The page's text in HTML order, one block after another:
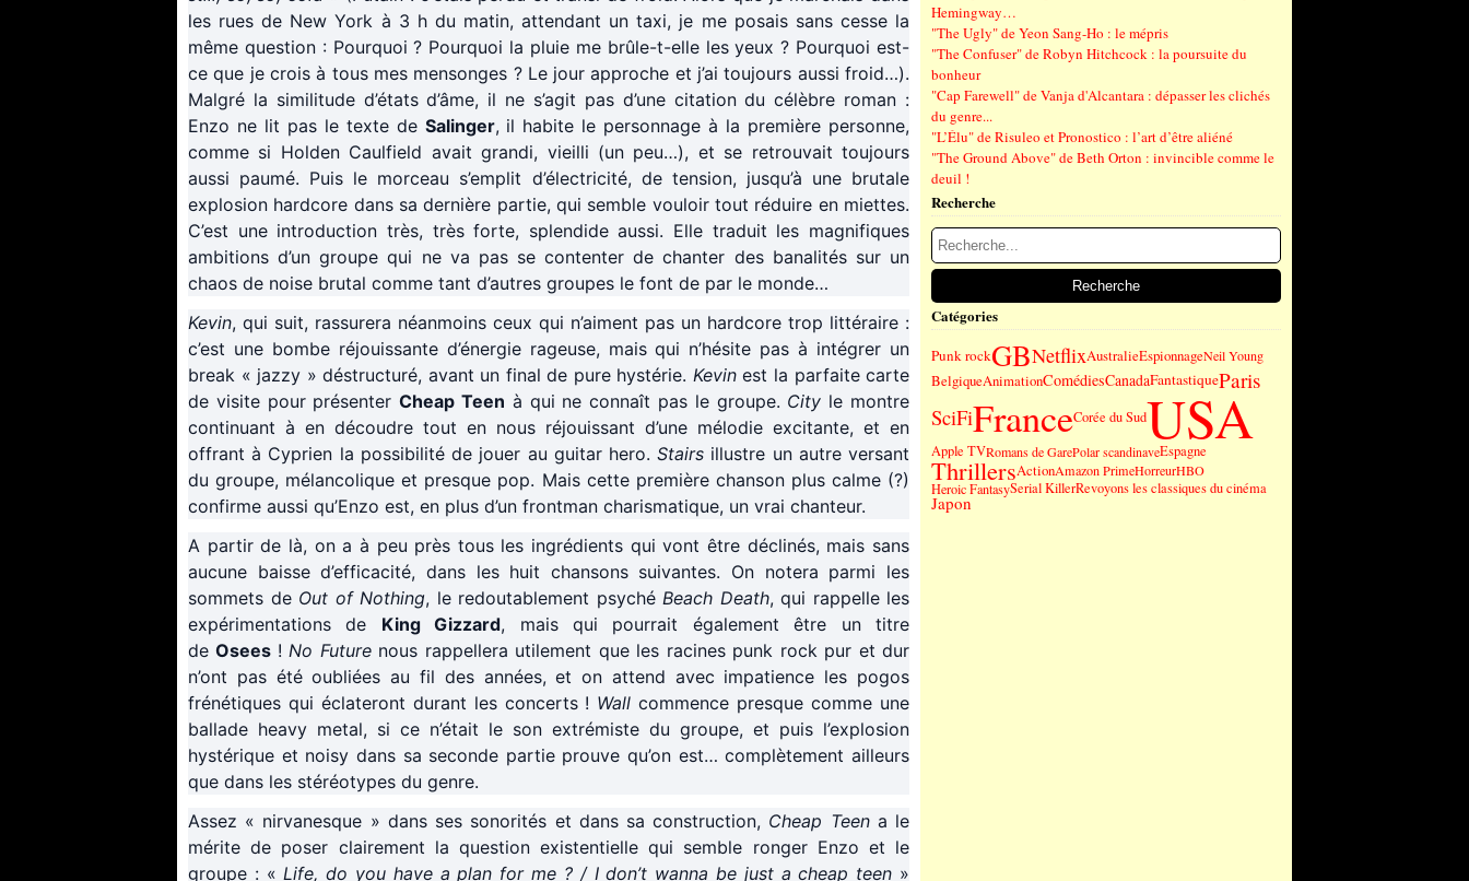
les rues de New York à 3 h du matin, attendant un taxi, je me posais sans cesse la
même question : Pourquoi ? Pourquoi la pluie me brûle-t-elle les yeux ? Pourquoi est-
ce que je crois à tous mes mensonges ? Le jour approche et j’ai toujours aussi froid…).
Malgré la similitude d’états d’âme, il ne s’agit pas d’une citation du célèbre roman :
Enzo ne lit pas le texte de Salinger, il habite le personnage à la première personne,
comme si Holden Caulfield avait grandi, vieilli (un peu…), et se retrouvait toujours
aussi paumé. Puis le morceau s’emplit d’électricité, de tension, jusqu’à une brutale
explosion hardcore dans sa dernière partie, qui semble vouloir tout réduire en miettes.
C’est une introduction très, très forte, splendide aussi. Elle traduit les magnifiques
ambitions d’un groupe qui ne va pas se contenter de chanter des banalités sur un
chaos de noise brutal comme tant d’autres groupes le font de par le monde…
Kevin, qui suit, rassurera néanmoins ceux qui n’aiment pas un hardcore trop littéraire :
c’est une bombe réjouissante d’énergie rageuse, mais qui n’hésite pas à intégrer un
break « jazzy » déstructuré, avant un final de pure hystérie. Kevin est la parfaite carte
de visite pour présenter Cheap Teen à qui ne connaît pas le groupe. City le montre
continuant à en découdre tout en nous réjouissant d’une mélodie excitante, et en
offrant à Cyprien la possibilité de jouer au guitar hero. Stairs illustre un autre versant
du groupe, mélancolique et presque pop. Mais cette première chanson plus calme (?)
confirme aussi qu’Enzo est, en plus d’un frontman charismatique, un vrai chanteur.
A partir de là, on a à peu près tous les ingrédients qui vont être déclinés, mais sans
aucune baisse d’efficacité, dans les huit chansons suivantes. On notera parmi les
sommets de Out of Nothing, le redoutablement psyché Beach Death, qui rappelle les
expérimentations de
King Gizzard, mais qui pourrait également être un titre
de Osees ! No Future nous rappellera utilement que les racines punk rock pur et dur
n’ont pas été oubliées au fil des années, et on attend avec impatience les pogos
frénétiques qui éclateront durant les concerts ! Wall commence presque comme une
ballade heavy metal, si ce n’était le son extrémiste du groupe, et puis l’explosion
hystérique et noisy dans sa seconde partie prouve qu’on est… complètement ailleurs
que dans les stéréotypes du genre.
Assez « nirvanesque » dans ses sonorités et dans sa construction, Cheap Teen a le
mérite de poser clairement la question existentielle qui semble ronger Enzo et le
groupe : « Life, do you have a plan for me ? / I don’t wanna be just a cheap teen »
Hemingway…
"The Ugly" de Yeon Sang-Ho : le mépris
"The Confuser" de Robyn Hitchcock : la poursuite du
bonheur
"Cap Farewell" de Vanja d'Alcantara : dépasser les clichés
du genre...
"L’Élu" de Risuleo et Pronostico : l’art d’être aliéné
"The Ground Above" de Beth Orton : invincible comme le
deuil !
Recherche
Catégories
Punk rockGBNetflixAustralieEspionnageNeil Young
BelgiqueAnimationComédiesCanadaFantastiqueParis
SciFiFranceCorée du SudUSA
Apple TVRomans de GarePolar scandinaveEspagne
ThrillersActionAmazon PrimeHorreurHBO
Heroic FantasySerial KillerRevoyons les classiques du cinéma
Japon